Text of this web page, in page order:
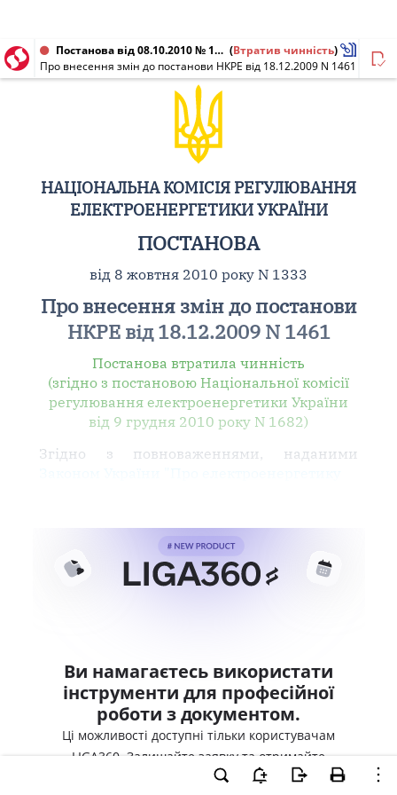
Постанова від 08.10.2010 № 1333 (Втратив чинність)
Про внесення змін до постанови НКРЕ від 18.12.2009 N 1461
НАЦІОНАЛЬНА КОМІСІЯ РЕГУЛЮВАННЯ
ЕЛЕКТРОЕНЕРГЕТИКИ УКРАЇНИ
ПОСТАНОВА
від 8 жовтня 2010 року N 1333
Про внесення змін до постанови
НКРЕ від 18.12.2009 N 1461
Постанова втратила чинність
(згідно з постановою Національної комісії
регулювання електроенергетики України
від 9 грудня 2010 року N 1682)
Згідно з повноваженнями, наданими
Ви намагаєтесь використати
інструменти для професійної
роботи з документом.
Ці можливості доступні тільки користувачам
LIGA360. Залишайте заявку та отримайте
доступ для професійної роботи прямо зараз.